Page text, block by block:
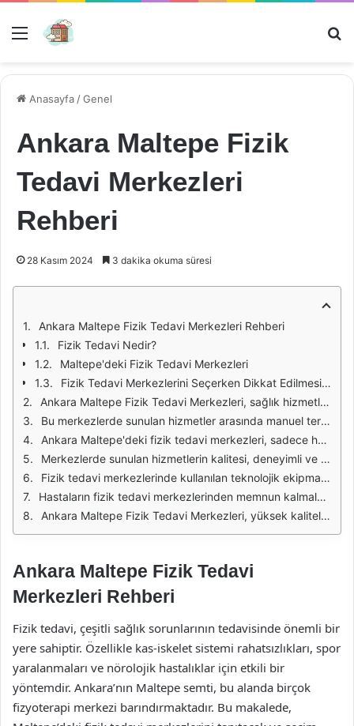
Menü
Anasayfa /Genel
Ankara Maltepe Fizik
Tedavi Merkezleri
Rehberi
28 Kasım 2024 3 dakika okuma süresi
Ankara Maltepe Fizik Tedavi Merkezleri Rehberi
Fizik Tedavi Nedir?
Maltepe'deki Fizik Tedavi Merkezleri
Fizik Tedavi Merkezlerini Seçerken Dikkat Edilmesi Gerekenler
Ankara Maltepe Fizik Tedavi Merkezleri, sağlık hizmetleri alanında önemli bir rol oynamaktadır. Bu merkezler, çeşitli fiziksel rahatsızlıkların tedavisinde uzmanlaşmış profesyoneller tarafından yönetilmektedir. Fizik tedavi, hastaların yaşam kalitesini artırmak ve iyileşme süreçlerini hızlandırmak amacıyla çeşitli yöntemler kullanarak uygulanan bir tedavi biçimidir. Maltepe bölgesindeki merkezler, modern ekipmanlarla donatılmış olup, hastaların ihtiyaçlarına yönelik kişiselleştirilmiş tedavi planları sunmaktadır.
Bu merkezlerde sunulan hizmetler arasında manuel terapi, sıcak-soğuk uygulamaları, elektroterapi, ultrason tedavisi ve egzersiz terapisi gibi yöntemler bulunmaktadır. Ayrıca, fizik tedavi uzmanları tarafından yürütülen rehabilitasyon programları, özellikle spor yaralanmaları, ortopedik cerrahi sonrası iyileşme ve nörolojik hastalıklar gibi durumlar için tasarlanmıştır. Bu sayede hastalar, günlük yaşam aktivitelerine daha hızlı bir şekilde dönebilirler.
Ankara Maltepe'deki fizik tedavi merkezleri, sadece hastaların fiziksel iyileşmelerine odaklanmakla kalmaz, aynı zamanda psikolojik destek de sunarak hastaların genel sağlık durumlarını iyileştirmeye çalışır. Psikolojik destek, tedavi sürecinin önemli bir parçasıdır ve hastaların motivasyonunu artırarak tedaviye daha olumlu bir yaklaşım sergilemelerine yardımcı olur. Bu bütüncül yaklaşım, hastaların hem fiziksel hem de zihinsel açıdan iyileşmesine katkı sağlar.
Merkezlerde sunulan hizmetlerin kalitesi, deneyimli ve sertifikalı fizik tedavi uzmanlarının varlığıyla doğrudan ilişkilidir. Uzmanlar, hastaların durumunu değerlendirerek en uygun tedavi yöntemlerini seçer ve sürecin her aşamasında hastalarla iletişim halinde kalarak ilerlemelerini takip eder. Bu sayede, her hastanın ihtiyaçlarına uygun bir tedavi süreci yürütülür.
Fizik tedavi merkezlerinde kullanılan teknolojik ekipmanlar, tedavi sürecinin etkinliğini artırmaktadır. Son teknolojiyle donatılmış cihazlar, hastaların tedavi sürecinde daha hızlı ve etkili sonuçlar elde etmelerine yardımcı olur. Ayrıca, merkezler sürekli olarak yenilikleri takip ederek, en güncel tedavi yöntemlerini uygulamaktadırlar.
Hastaların fizik tedavi merkezlerinden memnun kalmaları için hijyen ve konfor da önemli bir rol oynamaktadır. Maltepe'deki fizik tedavi merkezleri, temiz ve düzenli bir ortam sunarak hastaların rahat hissetmelerine yardımcı olur. Ayrıca, bekleme alanları ve tedavi odaları, hastaların ihtiyaçlarını karşılayacak şekilde tasarlanmıştır.
Ankara Maltepe Fizik Tedavi Merkezleri, yüksek kaliteli hizmetler sunarak hastaların fiziksel ve psikolojik iyileşmelerine katkıda bulunmaktadır. Bu merkezler, profesyonel ekipleri, modern ekipmanları ve kişiselleştirilmiş tedavi yaklaşımlarıyla sağlık alanında önemli bir yere sahiptir. Fizik tedavi ihtiyacı olanlar için Maltepe bölgesindeki bu merkezler, güvenilir bir adres olarak öne çıkmaktadır.
Ankara Maltepe Fizik Tedavi
Merkezleri Rehberi
Fizik tedavi, çeşitli sağlık sorunlarının tedavisinde önemli bir
yere sahiptir. Özellikle kas-iskelet sistemi rahatsızlıkları, spor
yaralanmaları ve nörolojik hastalıklar için etkili bir
yöntemdir. Ankara’nın Maltepe semti, bu alanda birçok
fizyoterapi merkezi barındırmaktadır. Bu makalede,